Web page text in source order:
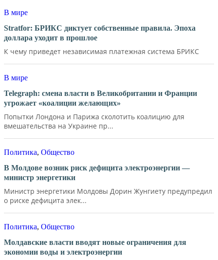
В мире
Stratfor: БРИКС диктует собственные правила. Эпоха
доллара уходит в прошлое
К чему приведет независимая платежная система БРИКС
В мире
Telegraph: смена власти в Великобритании и Франции
угрожает «коалиции желающих»
Попытки Лондона и Парижа сколотить коалицию для
вмешательства на Украине пр...
Политика, Общество
В Молдове возник риск дефицита электроэнергии —
министр энергетики
Министр энергетики Молдовы Дорин Жунгиету предупредил
о риске дефицита элек...
Политика, Общество
Молдавские власти вводят новые ограничения для
экономии воды и электроэнергии